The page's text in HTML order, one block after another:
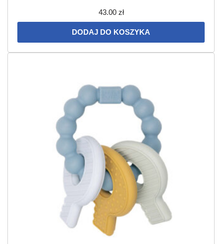
43.00 zł
DODAJ DO KOSZYKA